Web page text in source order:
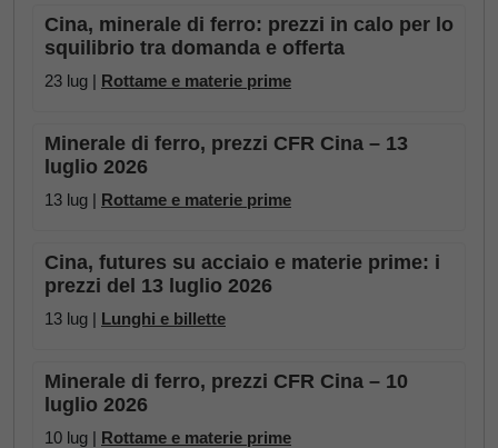
Cina, minerale di ferro: prezzi in calo per lo
squilibrio tra domanda e offerta
23 lug | Rottame e materie prime
Minerale di ferro, prezzi CFR Cina – 13
luglio 2026
13 lug | Rottame e materie prime
Cina, futures su acciaio e materie prime: i
prezzi del 13 luglio 2026
13 lug | Lunghi e billette
Minerale di ferro, prezzi CFR Cina – 10
luglio 2026
10 lug | Rottame e materie prime